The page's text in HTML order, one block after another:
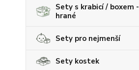
Sety s krabicí / boxem -
hrané
Sety pro nejmenší
Sety kostek